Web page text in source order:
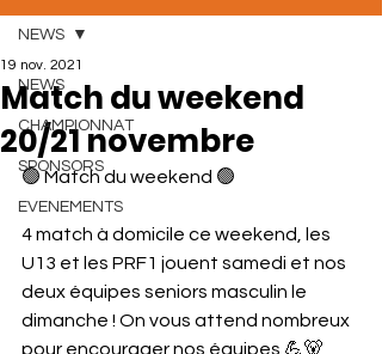
NEWS
CHAMPIONNAT
SPONSORS
EVENEMENTS
NEWS
Match du weekend
20/21 novembre
19 nov. 2021
🟢 Match du weekend 🟢
4 match à domicile ce weekend, les
U13 et les PRF1 jouent samedi et nos
deux équipes seniors masculin le
dimanche ! On vous attend nombreux
pour encourager nos équipes 💪🐻